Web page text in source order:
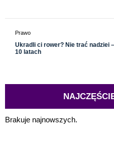
Prawo
Ukradli ci rower? Nie trać nadziei
10 latach
Brakuje najnowszych.